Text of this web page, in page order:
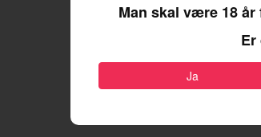
Man skal være 18
Er
Ja